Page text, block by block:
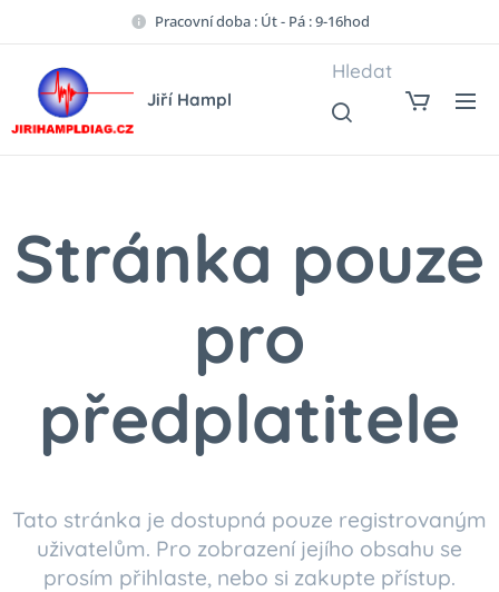
Pracovní doba : Út - Pá : 9-16hod
Jiří Hampl
Hledat
Stránka pouze
pro
předplatitele
Tato stránka je dostupná pouze registrovaným
uživatelům. Pro zobrazení jejího obsahu se
prosím přihlaste, nebo si zakupte přístup.